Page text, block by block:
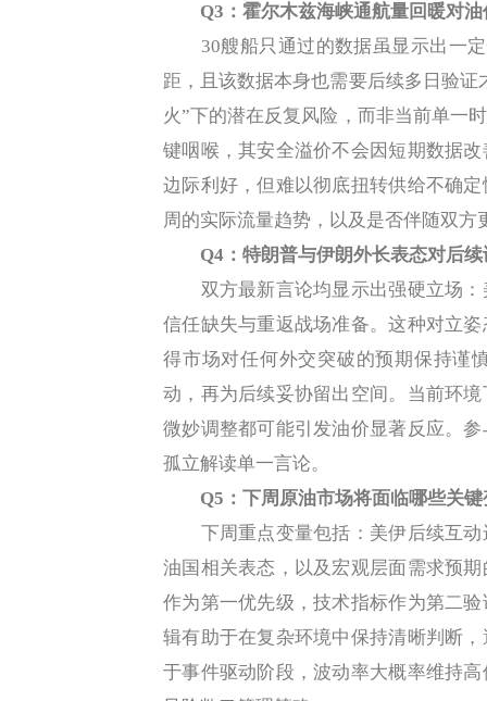
Q3：霍尔木兹海峡通航量回暖对
30艘船只通过的数据虽显示出一定
距，且该数据本身也需要后续多日验
火”下的潜在反复风险，而非当前单一
键咽喉，其安全溢价不会因短期数据
边际利好，但难以彻底扭转供给不确
周的实际流量趋势，以及是否伴随双方
Q4：特朗普与伊朗外长表态对后
双方最新言论均显示出强硬立场：
信任缺失与重返战场准备。这种对立
得市场对任何外交突破的预期保持谨
动，再为后续妥协留出空间。当前环
微妙调整都可能引发油价显著反应。
孤立解读单一言论。
Q5：下周原油市场将面临哪些关
下周重点变量包括：美伊后续互动
油国相关表态，以及宏观层面需求预
作为第一优先级，技术指标作为第二
辑有助于在复杂环境中保持清晰判断
于事件驱动阶段，波动率大概率维持